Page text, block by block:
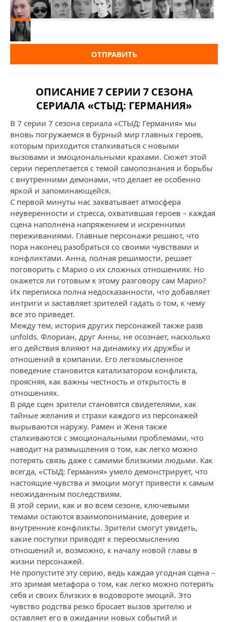
ОТПРАВИТЬ
ОПИСАНИЕ 7 СЕРИИ 7 СЕЗОНА
СЕРИАЛА «СТЫД: ГЕРМАНИЯ»
В 7 серии 7 сезона сериала «СТЫД: Германия» мы
вновь погружаемся в бурный мир главных героев,
которым приходится сталкиваться с новыми
вызовами и эмоциональными крахами. Сюжет этой
серии переплетается с темой самопознания и борьбы
с внутренними демонами, что делает ее особенно
яркой и запоминающейся.
С первой минуты нас захватывает атмосфера
неуверенности и стресса, охватившая героев – каждая
сцена наполнена напряжением и искренними
переживаниями. Главные персонажи решают, что
пора наконец разобраться со своими чувствами и
конфликтами. Анна, полная решимости, решает
поговорить с Марио о их сложных отношениях. Но
окажется ли готовым к этому разговору сам Марио?
Их переписка полна недосказанности, что добавляет
интриги и заставляет зрителей гадать о том, к чему
все это приведет.
Между тем, история других персонажей также разв
unfolds. Флориан, друг Анны, не осознает, насколько
его действия влияют на динамику их дружбы и
отношений в компании. Его легкомысленное
поведение становится катализатором конфликта,
проясняя, как важны честность и открытость в
отношениях.
В ряде сцен зрители становятся свидетелями, как
тайные желания и страхи каждого из персонажей
вырываются наружу. Рамен и Женя также
сталкиваются с эмоциональными проблемами, что
наводит на размышления о том, как легко можно
потерять связь даже с самими близкими людьми. Как
всегда, «СТЫД: Германия» умело демонстрирует, что
настоящие чувства и эмоции могут привести к самым
неожиданным последствиям.
В этой серии, как и во всем сезоне, ключевыми
темами остаются взаимопонимание, доверие и
внутренние конфликты. Зрители смогут увидеть,
какие поступки приводят к переосмыслению
отношений и, возможно, к началу новой главы в
жизни персонажей.
Не пропустите эту серию, ведь каждая угодная сцена –
это зримая метафора о том, как легко можно потерять
себя и своих близких в водовороте эмоций. Это
чувство родства резко бросает вызов зрителю и
оставляет его в ожидании новых событий и